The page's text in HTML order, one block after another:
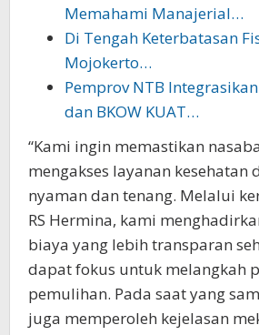
Memahami Manajerial…
Di Tengah Keterbatasan
Mojokerto…
Pemprov NTB
dan BKOW KUAT…
“Kami ingin memastikan
mengakses layanan kesehatan
nyaman dan tenang. Melalui
RS Hermina, kami
biaya yang lebih transparan
dapat fokus untuk melangkah
pemulihan. Pada saat yang
juga memperoleh kejelasan